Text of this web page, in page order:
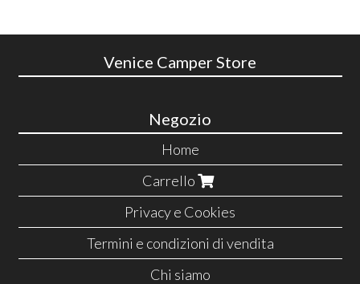
Venice Camper Store
Negozio
Home
Carrello
Privacy e Cookies
Termini e condizioni di vendita
Chi siamo